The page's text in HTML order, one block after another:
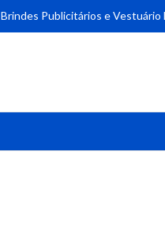
Brindes Publicitários e Vestuário